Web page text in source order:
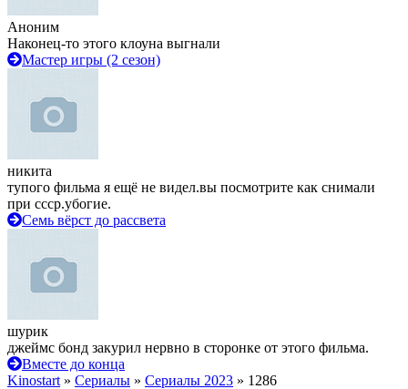
Аноним
Наконец-то этого клоуна выгнали
Мастер игры (2 сезон)
никита
тупого фильма я ещё не видел.вы посмотрите как снимали
при ссср.убогие.
Семь вёрст до рассвета
шурик
джеймс бонд закурил нервно в сторонке от этого фильма.
Вместе до конца
Kinostart » Сериалы » Сериалы 2023 » 1286